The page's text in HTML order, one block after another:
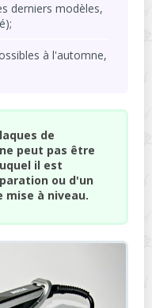
derniers modèles,
à l'automne,
de
peut pas être
il est
ou d'un
mise à niveau.